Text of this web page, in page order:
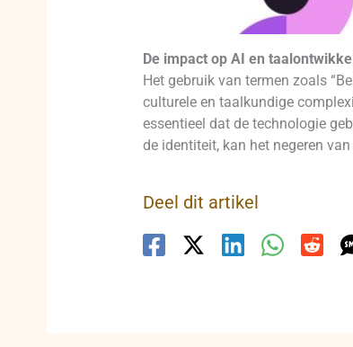
De impact op AI en
Het gebruik van termen zoals
culturele en taalkundige
essentieel dat de technologie
de identiteit, kan het negeren
Deel dit artikel